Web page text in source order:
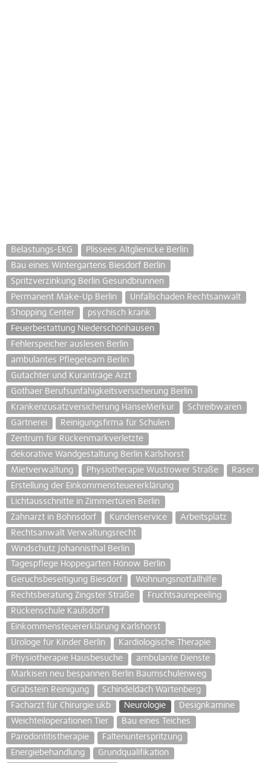
Belastungs-EKG
Plissees Altglienicke Berlin
Bau eines Wintergartens Biesdorf Berlin
Spritzverzinkung Berlin Gesundbrunnen
Permanent Make-Up Berlin
Unfallschaden Rechtsanwalt
Shopping Center
psychisch krank
Feuerbestattung Niederschönhausen
Fehlerspeicher auslesen Berlin
ambulantes Pflegeteam Berlin
Gutachter und Kuranträge Arzt
Gothaer Berufsunfähigkeitsversicherung Berlin
Krankenzusatzversicherung HanseMerkur
Schreibwaren
Gärtnerei
Reinigungsfirma für Schulen
Zentrum für Rückenmarkverletzte
dekorative Wandgestaltung Berlin Karlshorst
Mietverwaltung
Physiotherapie Wustrower Straße
Raser
Erstellung der Einkommensteuererklärung
Lichtausschnitte in Zimmertüren Berlin
Zahnarzt in Bohnsdorf
Kundenservice
Arbeitsplatz
Rechtsanwalt Verwaltungsrecht
Windschutz Johannisthal Berlin
Tagespflege Hoppegarten Hönow Berlin
Geruchsbeseitigung Biesdorf
Wohnungsnotfallhilfe
Rechtsberatung Zingster Straße
Fruchtsäurepeeling
Rückenschule Kaulsdorf
Einkommensteuererklärung Karlshorst
Urologe für Kinder Berlin
Kardiologische Therapie
Physiotherapie Hausbesuche
ambulante Dienste
Markisen neu bespannen Berlin Baumschulenweg
Grabstein Reinigung
Schindeldach Wartenberg
Facharzt für Chirurgie ukb
Neurologie
Designkamine
Weichteiloperationen Tier
Bau eines Teiches
Parodontitistherapie
Faltenunterspritzung
Energiebehandlung
Grundqualifikation